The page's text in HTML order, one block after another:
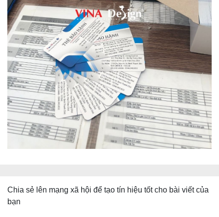
Chia sẻ lên mạng xã hội để tạo tín hiệu tốt cho bài viết của
bạn